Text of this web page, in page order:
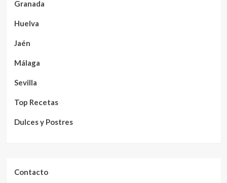
Granada
Huelva
Jaén
Málaga
Sevilla
Top Recetas
Dulces y Postres
Contacto